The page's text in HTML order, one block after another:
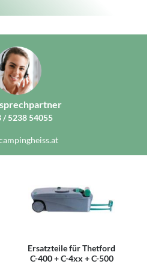
/ 5238 54055
Ersatzteile für Thetford
C-400 + C-4xx + C-500